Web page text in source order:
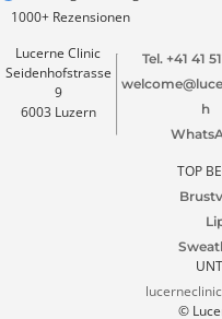
Tel. +41